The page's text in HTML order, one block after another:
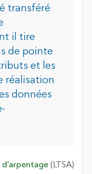
transféré
il tire
de pointe
et les
réalisation
données
(LTSA)